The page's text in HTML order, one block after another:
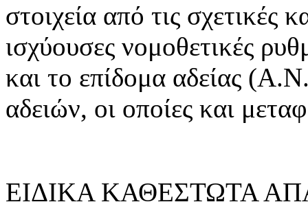
στοιχεία από τις σχετικές
ισχύουσες νομοθετικές
και το επίδομα αδείας
αδειών, οι οποίες και
ΕΙΔΙΚΑ ΚΑΘΕΣΤΩΤΑ